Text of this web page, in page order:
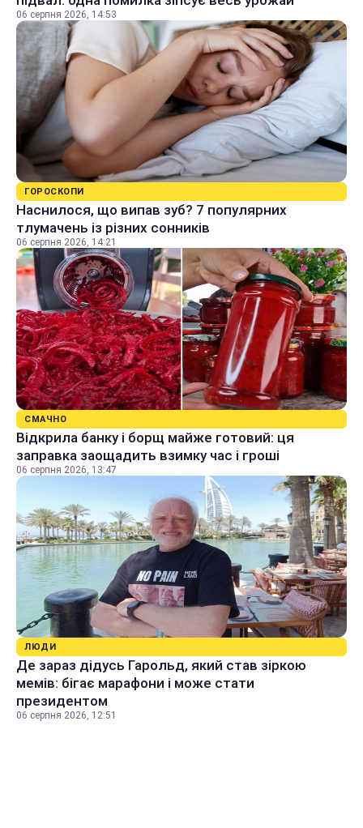
06 серпня 2026, 14:53
ГОРОСКОПИ
Наснилося, що випав зуб? 7 популярних
тлумачень із різних сонників
06 серпня 2026, 14:21
СМАЧНО
Відкрила банку і борщ майже готовий: ця
заправка заощадить взимку час і гроші
06 серпня 2026, 13:47
ЛЮДИ
Де зараз дідусь Гарольд, який став зіркою
мемів: бігає марафони і може стати
президентом
06 серпня 2026, 12:51